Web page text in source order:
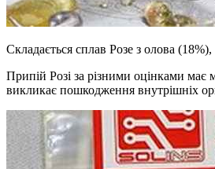
Складається сплав Розе з олова
Припій Розі за різними оцінками
викликає пошкодження внутрішніх